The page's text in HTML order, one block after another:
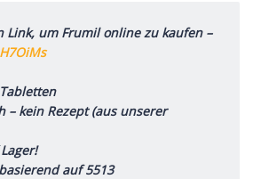
Link, um Frumil online zu kaufen –
– kein Rezept (aus unserer
auf 5513